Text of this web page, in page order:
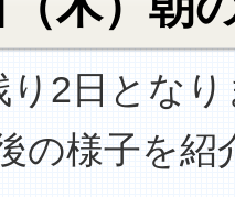
り2日とな
の様子を紹